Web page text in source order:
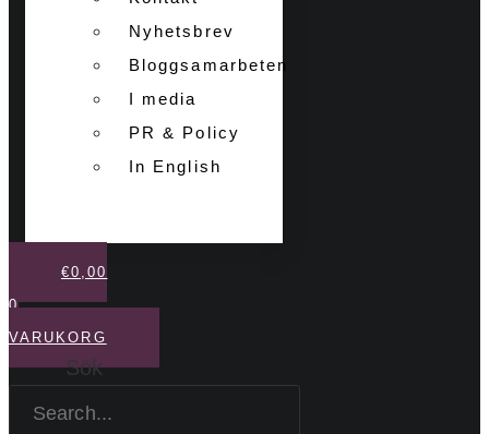
Nyhetsbrev
Bloggsamarbeten
I media
PR & Policy
In English
€0,00
0
VARUKORG
Sök